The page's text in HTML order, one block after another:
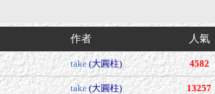
作者 人氣
take (大圓柱) 4582
take (大圓柱) 13257